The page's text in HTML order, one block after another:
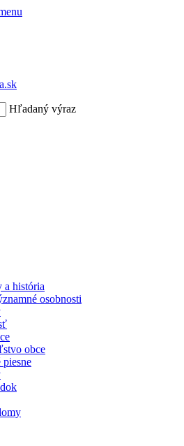
Hľadaný výraz
a história
osobnosti
obce
piesne